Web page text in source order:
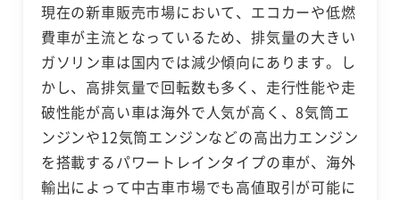
現在の新車販売市場において、エコカーや低燃
費車が主流となっているため、排気量の大きい
ガソリン車は国内では減少傾向にあります。し
かし、高排気量で回転数も多く、走行性能や走
破性能が高い車は海外で人気が高く、8気筒エ
ンジンや12気筒エンジンなどの高出力エンジン
を搭載するパワートレインタイプの車が、海外
輸出によって中古車市場でも高値取引が可能に